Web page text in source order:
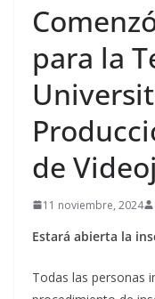
para la
de
11 noviembre, 2024
Estará abierta la
Todas las personas